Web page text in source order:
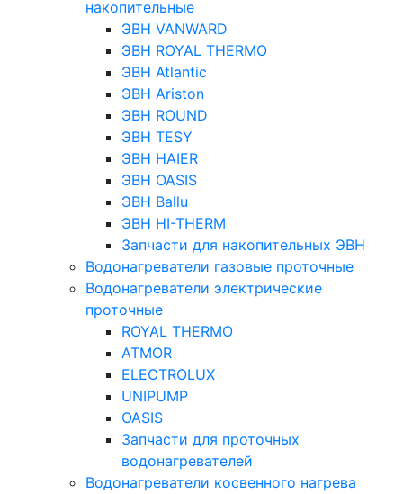
накопительные
ЭВН VANWARD
ЭВН ROYAL THERMO
ЭВН Atlantic
ЭВН Ariston
ЭВН ROUND
ЭВН TESY
ЭВН HAIER
ЭВН OASIS
ЭВН Ballu
ЭВН HI-THERM
Запчасти для накопительных ЭВН
Водонагреватели газовые проточные
Водонагреватели электрические
проточные
ROYAL THERMO
ATMOR
ELECTROLUX
UNIPUMP
OASIS
Запчасти для проточных
водонагревателей
Водонагреватели косвенного нагрева